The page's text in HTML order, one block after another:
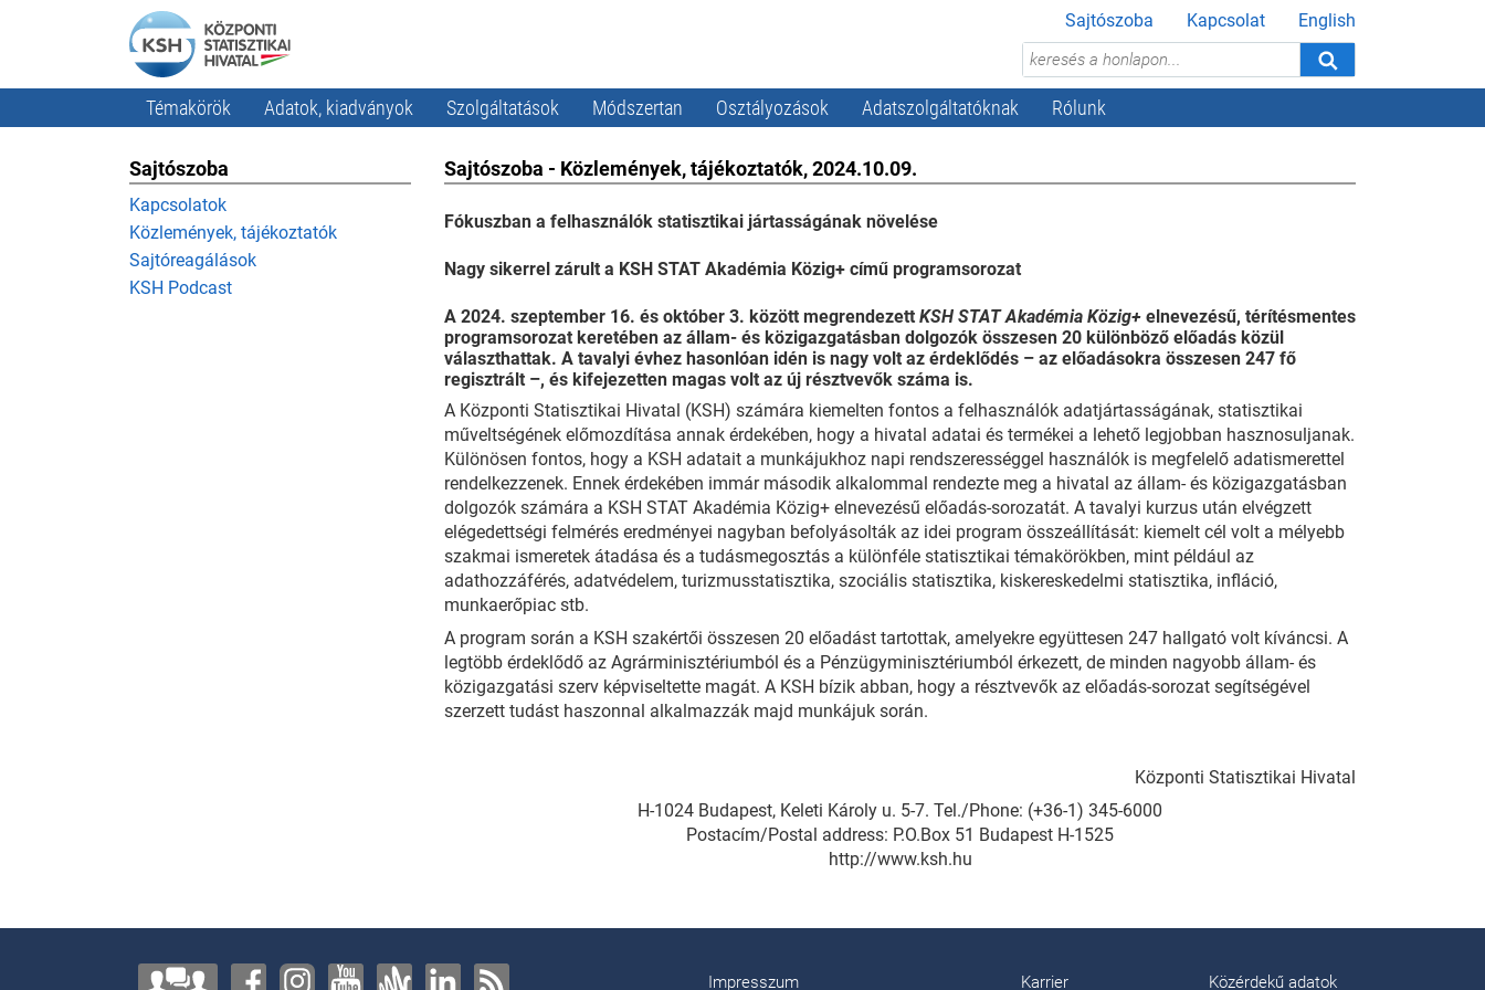
Sajtószoba Kapcsolat English
Témakörök Adatok, kiadványok Szolgáltatások Módszertan Osztályozások Adatszolgáltatóknak Rólunk
Sajtószoba
Kapcsolatok
Közlemények, tájékoztatók
Sajtóreagálások
KSH Podcast
Sajtószoba - Közlemények, tájékoztatók, 2024.10.09.
Fókuszban a felhasználók statisztikai jártasságának növelése
Nagy sikerrel zárult a KSH STAT Akadémia Közig+ című programsorozat
A 2024. szeptember 16. és október 3. között megrendezett KSH STAT Akadémia Közig+ elnevezésű, térítésmentes
programsorozat keretében az állam- és közigazgatásban dolgozók összesen 20 különböző előadás közül
választhattak. A tavalyi évhez hasonlóan idén is nagy volt az érdeklődés – az előadásokra összesen 247 fő
regisztrált –, és kifejezetten magas volt az új résztvevők száma is.
A Központi Statisztikai Hivatal (KSH) számára kiemelten fontos a felhasználók adatjártasságának, statisztikai
műveltségének előmozdítása annak érdekében, hogy a hivatal adatai és termékei a lehető legjobban hasznosuljanak.
Különösen fontos, hogy a KSH adatait a munkájukhoz napi rendszerességgel használók is megfelelő adatismerettel
rendelkezzenek. Ennek érdekében immár második alkalommal rendezte meg a hivatal az állam- és közigazgatásban
dolgozók számára a KSH STAT Akadémia Közig+ elnevezésű előadás-sorozatát. A tavalyi kurzus után elvégzett
elégedettségi felmérés eredményei nagyban befolyásolták az idei program összeállítását: kiemelt cél volt a mélyebb
szakmai ismeretek átadása és a tudásmegosztás a különféle statisztikai témakörökben, mint például az
adathozzáférés, adatvédelem, turizmusstatisztika, szociális statisztika, kiskereskedelmi statisztika, infláció,
munkaerőpiac stb.
A program során a KSH szakértői összesen 20 előadást tartottak, amelyekre együttesen 247 hallgató volt kíváncsi. A
legtöbb érdeklődő az Agrárminisztériumból és a Pénzügyminisztériumból érkezett, de minden nagyobb állam- és
közigazgatási szerv képviseltette magát. A KSH bízik abban, hogy a résztvevők az előadás-sorozat segítségével
szerzett tudást haszonnal alkalmazzák majd munkájuk során.
Központi Statisztikai Hivatal
H-1024 Budapest, Keleti Károly u. 5-7. Tel./Phone: (+36-1) 345-6000
Postacím/Postal address: P.O.Box 51 Budapest H-1525
http://www.ksh.hu
Impresszum Karrier Közérdekű adatok